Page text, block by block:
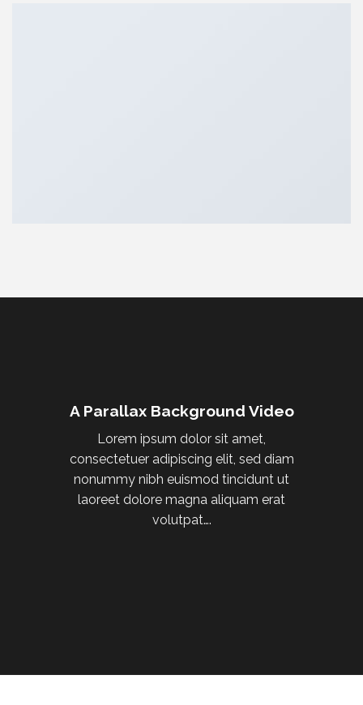
A Parallax Background Video
Lorem ipsum dolor sit amet,
consectetuer adipiscing elit, sed diam
nonummy nibh euismod tincidunt ut
laoreet dolore magna aliquam erat
volutpat….